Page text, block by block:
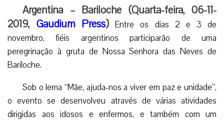
Argentina – Bariloche (Quarta-feira, 06-11-
2019,Gaudium Press) Entre os dias 2 e 3 de
novembro, fiéis argentinos participarão de uma
peregrinação à gruta de Nossa Senhora das Neves de
Bariloche.
Sob o lema “Mãe, ajuda-nos a viver em paz e unidade”,
o evento se desenvolveu através de várias atividades
dirigidas aos idosos e enfermos, e também com um